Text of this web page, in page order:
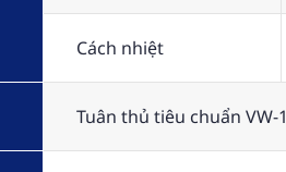
Cách nhiệt
Tuân thủ tiêu chuẩn VW-1